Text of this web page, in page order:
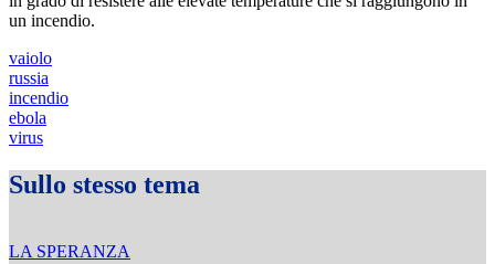
un incendio.
vaiolo
russia
incendio
ebola
virus
Sullo stesso tema
LA SPERANZA